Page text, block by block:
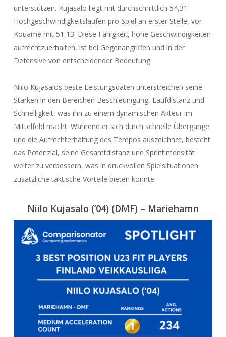
unterstützen. Kujasalo liegt mit durchschnittlich 54,31
Hochgeschwindigkeitsläufen pro Spiel an erster Stelle, vor
Kouame mit 51,13. Diese Fähigkeit, hohe Geschwindigkeiten
aufrechtzuerhalten, ist bei Gegenangriffen und in der
Defensive von entscheidender Bedeutung.
Niilo Kujasalos beste Leistungsdaten unterstreichen seine
Stärken in den Bereichen Beschleunigung, Laufdistanz und
Schnelligkeit, was ihn zu einem dynamischen Akteur im
Mittelfeld macht. Während er sich durch schnelle Übergänge
und die Aufrechterhaltung des Tempos auszeichnet, besteht
das Potenzial, seine Gesamtdistanz und Sprintintensität
weiter zu verbessern, was in druckvollen Spielsituationen
zusätzliche taktische Vorteile bieten könnte.
Niilo Kujasalo (’04) (DMF) – Mariehamn